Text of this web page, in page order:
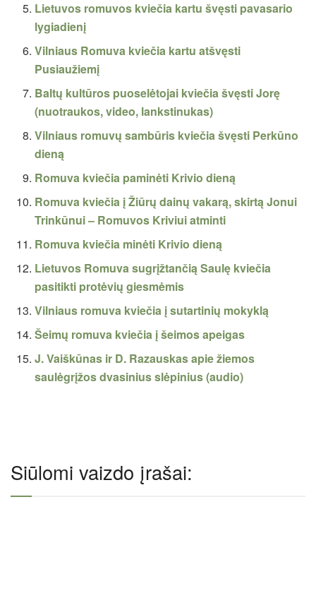
Lietuvos romuvos kviečia kartu švęsti pavasario
lygiadienį
Vilniaus Romuva kviečia kartu atšvęsti
Pusiaužiemį
Baltų kultūros puoselėtojai kviečia švęsti Jorę
(nuotraukos, video, lankstinukas)
Vilniaus romuvų sambūris kviečia švęsti Perkūno
dieną
Romuva kviečia paminėti Krivio dieną
Romuva kviečia į Žiūrų dainų vakarą, skirtą Jonui
Trinkūnui – Romuvos Kriviui atminti
Romuva kviečia minėti Krivio dieną
Lietuvos Romuva sugrįžtančią Saulę kviečia
pasitikti protėvių giesmėmis
Vilniaus romuva kviečia į sutartinių mokyklą
Šeimų romuva kviečia į šeimos apeigas
J. Vaiškūnas ir D. Razauskas apie žiemos
saulėgrįžos dvasinius slėpinius (audio)
Siūlomi vaizdo įrašai: